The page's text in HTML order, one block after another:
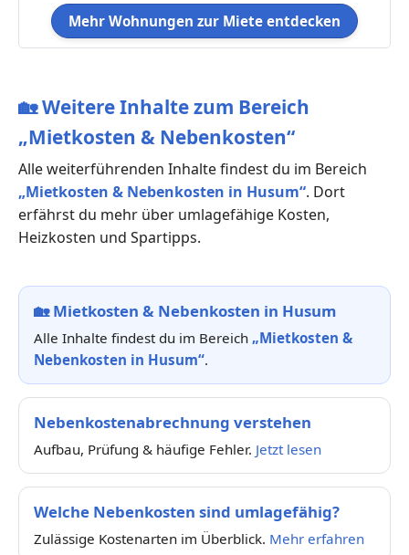
Mehr Wohnungen zur Miete entdecken
🏡Weitere Inhalte zum Bereich
„Mietkosten & Nebenkosten“
Alle weiterführenden Inhalte findest du im Bereich
„Mietkosten & Nebenkosten in Husum“. Dort
erfährst du mehr über umlagefähige Kosten,
Heizkosten und Spartipps.
🏡Mietkosten & Nebenkosten in Husum
Alle Inhalte findest du im Bereich „Mietkosten &
Nebenkosten in Husum“.
Nebenkostenabrechnung verstehen
Aufbau, Prüfung & häufige Fehler. Jetzt lesen
Welche Nebenkosten sind umlagefähig?
Zulässige Kostenarten im Überblick. Mehr erfahren